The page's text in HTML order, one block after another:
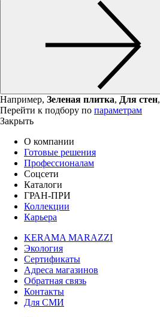
Например, Зеленая плитка, Для стен,
Перейти к подбору по параметрам
Закрыть
О компании
Готовые решения
Профессионалам
Соцсети
Каталоги
ГРАН-ПРИ
Коллекции
Карьера
KERAMA MARAZZI
Экология
Сертификаты
Адреса магазинов
Обратная связь
Контакты
Для СМИ